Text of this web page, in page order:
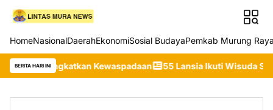
HomeNasionalDaerahEkonomiSosial BudayaPemkab Murung
BERITA HARI INI
Kewaspadaan 55 Lansia Ikuti Wisuda Sekolah Lansia Gita